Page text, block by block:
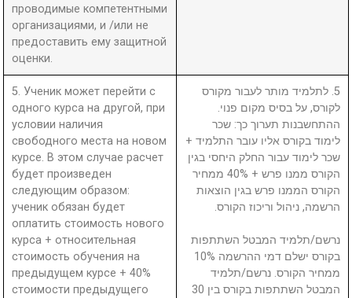
проводимые компетентными
организациями, и /или не
предоставить ему защитной
оценки.
5. Ученик может перейти с
одного курса на другой, при
условии наличия
свободного места на новом
курсе. В этом случае расчет
будет произведен
следующим образом:
ученик обязан будет
оплатить стоимость нового
курса + относительная
стоимость обучения на
предыдущем курсе + 40%
стоимости предыдущего
5. לתלמיד מותר לעבור מקורס
לקורס, על בסיס מקום פנוי.
ההתחשבנות תערוך כך: שכר
לימוד בקורס אליו עובר התלמיד +
שכר לימוד עבור החלק היחסי בגין
הקורס ממנו פרש + 40% ממחיר
הקורס הממנו פרש בגין הוצאות
הרשמה, ניהול וריכוז הקורס.
נרשם/תלמיד המבטל השתתפות
בקורס ישלם דמי ההרשמה 10%
ממחיר הקורס. נרשם/תלמיד
המבטל השתתפות בקורס בין 30